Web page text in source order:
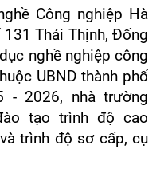
Công nghiệp Hà
Thái Thịnh, Đống
nghề nghiệp công
UBND thành phố
- 2026, nhà trường
tạo trình độ cao
trình độ sơ cấp, cụ